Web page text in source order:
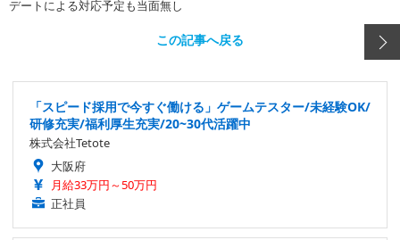
デートによる対応予定も当面無し
この記事へ戻る
「スピード採用で今すぐ働ける」ゲームテスター/未経験OK/
研修充実/福利厚生充実/20~30代活躍中
株式会社Tetote
大阪府
月給33万円～50万円
正社員